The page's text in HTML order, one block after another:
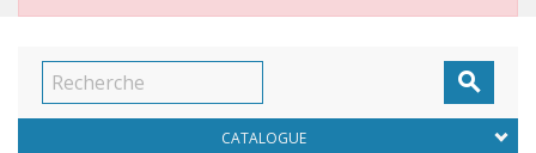

CATALOGUE